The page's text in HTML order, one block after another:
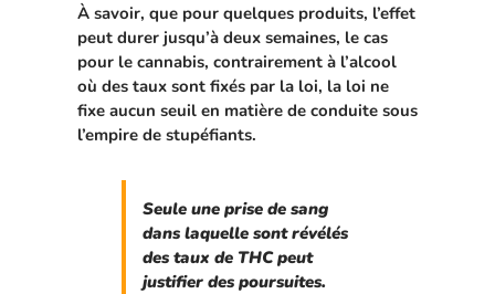
À savoir, que pour quelques produits, l’effet
peut durer jusqu’à deux semaines, le cas
pour le cannabis, contrairement à l’alcool
où des taux sont fixés par la loi, la loi ne
fixe aucun seuil en matière de conduite sous
l’empire de stupéfiants.
Seule une prise de sang
dans laquelle sont révélés
des taux de THC peut
justifier des poursuites.